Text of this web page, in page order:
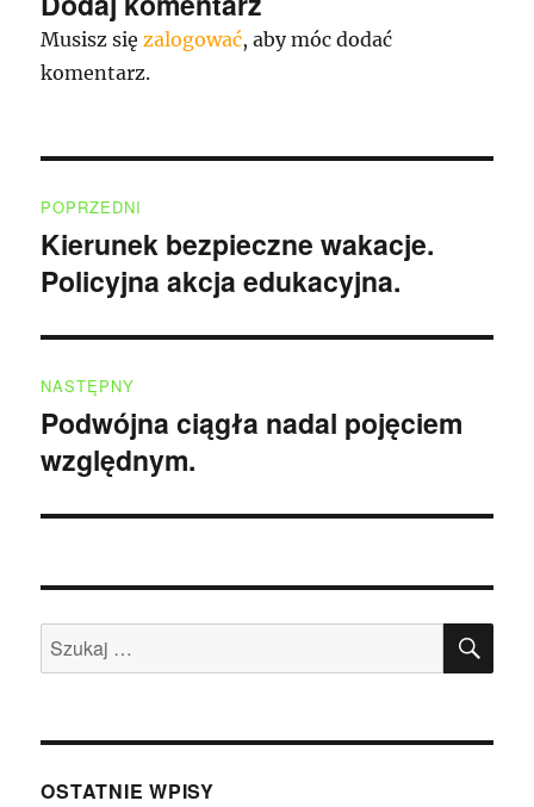
Musisz sięzalogować, aby móc dodać
komentarz.
wpisu
POPRZEDNI
Poprzedni
wpis:
Kierunek bezpieczne wakacje.
Policyjna akcja edukacyjna.
NASTĘPNY
Następny
wpis:
Podwójna ciągła nadal pojęciem
względnym.
Szukaj:
OSTATNIE WPISY